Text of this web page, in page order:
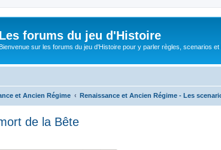
Les forums du jeu d'Histoire
sur les forums du jeu d'Histoire pour y parler règles, scenarios et
et Ancien Régime Renaissance et Ancien Régime - Les
de la Bête